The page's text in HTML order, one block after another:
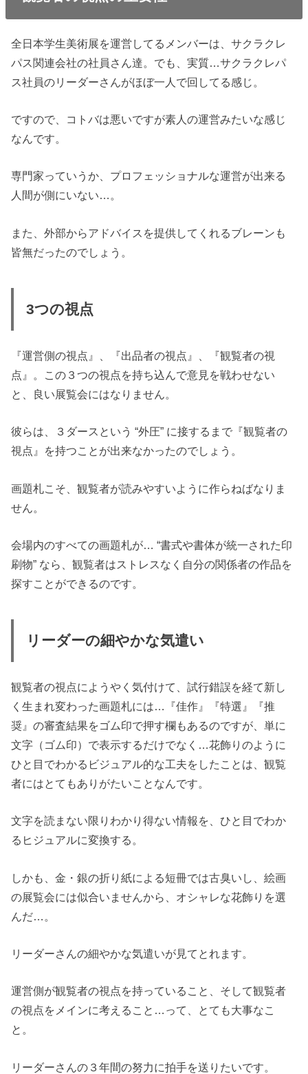
全日本学生美術展を運営してるメンバーは、サクラクレ
パス関連会社の社員さん達。でも、実質…サクラクレパ
ス社員のリーダーさんがほぼ一人で回してる感じ。
ですので、コトバは悪いですが素人の運営みたいな感じ
なんです。
専門家っていうか、プロフェッショナルな運営が出来る
人間が側にいない…。
また、外部からアドバイスを提供してくれるブレーンも
皆無だったのでしょう。
3つの視点
『運営側の視点』、『出品者の視点』、『観覧者の視
点』。この３つの視点を持ち込んで意見を戦わせない
と、良い展覧会にはなりません。
彼らは、３ダースという “外圧” に接するまで『観覧者の
視点』を持つことが出来なかったのでしょう。
画題札こそ、観覧者が読みやすいように作らねばなりま
せん。
会場内のすべての画題札が… “書式や書体が統一された印
刷物” なら、観覧者はストレスなく自分の関係者の作品を
探すことができるのです。
リーダーの細やかな気遣い
観覧者の視点にようやく気付けて、試行錯誤を経て新し
く生まれ変わった画題札には…『佳作』『特選』『推
奨』の審査結果をゴム印で押す欄もあるのですが、単に
文字（ゴム印）で表示するだけでなく…花飾りのように
ひと目でわかるビジュアル的な工夫をしたことは、観覧
者にはとてもありがたいことなんです。
文字を読まない限りわかり得ない情報を、ひと目でわか
るヒジュアルに変換する。
しかも、金・銀の折り紙による短冊では古臭いし、絵画
の展覧会には似合いませんから、オシャレな花飾りを選
んだ…。
リーダーさんの細やかな気遣いが見てとれます。
運営側が観覧者の視点を持っていること、そして観覧者
の視点をメインに考えること…って、とても大事なこ
と。
リーダーさんの３年間の努力に拍手を送りたいです。